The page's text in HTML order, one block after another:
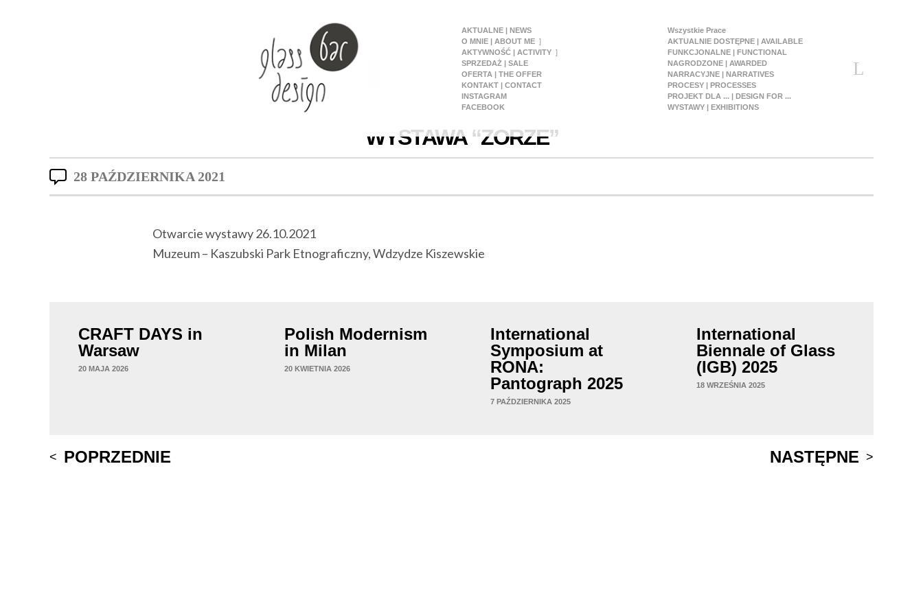
AKTUALNE | NEWS
O MNIE | ABOUT ME
AKTYWNOŚĆ | ACTIVITY
SPRZEDAŻ | SALE
OFERTA | THE OFFER
KONTAKT | CONTACT
INSTAGRAM
FACEBOOK
Wszystkie Prace
AKTUALNIE DOSTĘPNE | AVAILABLE
FUNKCJONALNE | FUNCTIONAL
NAGRODZONE | AWARDED
NARRACYJNE | NARRATIVES
PROCESY | PROCESSES
PROJEKT DLA ... | DESIGN FOR ...
WYSTAWY | EXHIBITIONS
WYSTAWA “ZORZE”
28 PAŹDZIERNIKA 2021
Otwarcie wystawy 26.10.2021
Muzeum – Kaszubski Park Etnograficzny, Wdzydze Kiszewskie
CRAFT DAYS in
Warsaw
20 MAJA 2026
Polish Modernism
in Milan
20 KWIETNIA 2026
International
Symposium at
RONA:
Pantograph 2025
7 PAŹDZIERNIKA 2025
International
Biennale of Glass
(IGB) 2025
18 WRZEŚNIA 2025
Post
POPRZEDNIE NASTĘPNE